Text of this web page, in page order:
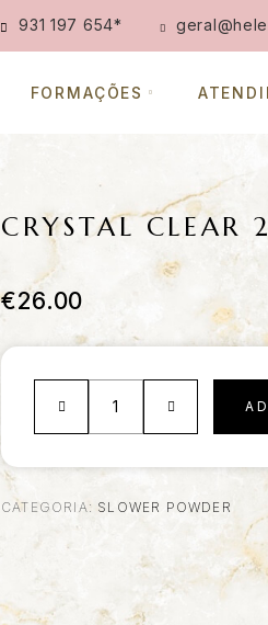
931 197 654*
FORMAÇÕES
CRYSTAL CLEAR
€26.00
CATEGORIA: SLOWER POWDER